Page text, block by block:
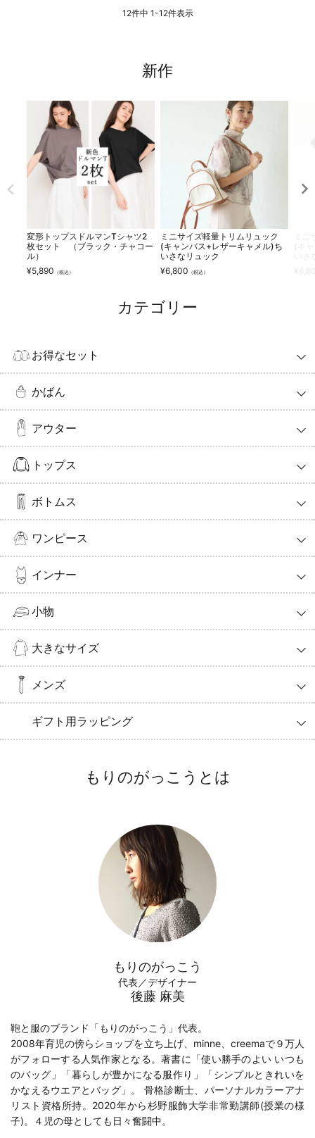
12件中 1-12件表示
新作
変形トップスドルマンTシャツ2
枚セット （ブラック・チャコー
ル）
¥5,890 （税込）
ミニサイズ軽量トリムリュック
(キャンバス+レザーキャメル)ち
いさなリュック
¥6,800 （税込）
カテゴリー
お得なセット
かばん
アウター
トップス
ボトムス
ワンピース
インナー
小物
大きなサイズ
メンズ
ギフト用ラッピング
もりのがっこうとは
もりのがっこう
代表／デザイナー
後藤 麻美
鞄と服のブランド「もりのがっこう」代表。
2008年育児の傍らショップを立ち上げ、minne、creemaで９万人
がフォローする人気作家となる。著書に「使い勝手のよい いつも
のバッグ 」「暮らしが豊かになる服作り 」「シンプルときれいを
かなえるウエアとバッグ 」。 骨格診断士、パーソナルカラーアナ
リスト資格所持。2020年から杉野服飾大学非常勤講師(授業の様
子)。４児の母としても日々奮闘中。